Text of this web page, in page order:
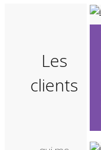
Les
clients